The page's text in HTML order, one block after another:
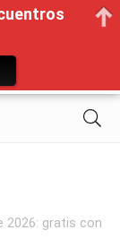
2026: gratis con